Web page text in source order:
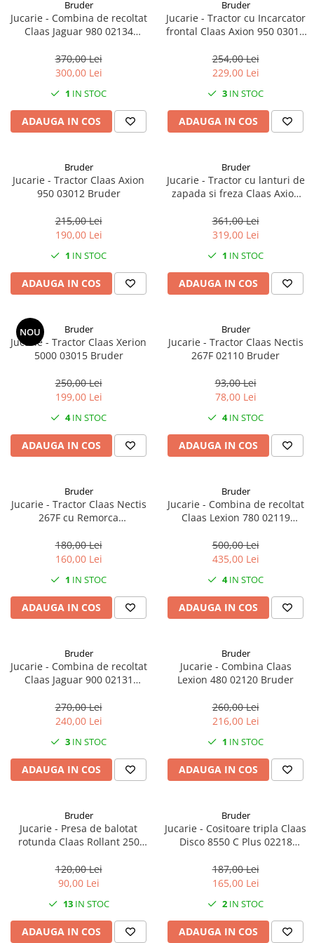
1.5.3. Garnituri
1.5.4. Piese de schimb pentru
motor si accesorii
1.5.6. Răcire
1.5.8. Esapamente
1.5.9. Chiulasa si supape
1.6. Electrice
1.6.1. Acumulatori
1.6.2. Alternatoare
1.6.3. Instalații de Iluminat
1.6.4. Demaroare
1.6.8. Echipamente & aparate de
masurare/testare
1.6.5. Întrerupătoare
1.6.6 Priza & Stechere
1.6.7. Diverse
1.7. Sisteme de franare
1.7.1 Cablu frana
1.7.3. Simeringuri sistem franare
1.7.4. Piese si accesorii frana
1.7.5. O-ring frana
1.8. Transmisie
1.8.2. Cutii viteze
1.8.4. Transmisie punte spate
1.8.5. Transmisie punte fața 2 WD
(2x4)
2.4.3. Prese de Balotat
2.4.4. Combine
2.4.5. Diverse
2.5. Zootehnie
2.5.1. Adapatori
2.5.3 Accesorii animale
2.5.4. Accesorii insilozare si
malaxoare furaje
Kuhn
2.6. Incarcatoare frontale
2.6.1. Echipamente atasabile
2.6.2. Piese de schimb si accesorii
2.7. Roti, anvelope & jante
2.7.2. Camere
Încălțăminte
de transport
3.9.1. Roti din cauciuc
Bruder
Jucarie - Combina de recoltat
Claas Jaguar 980 02134
370,00 Lei
300,00 Lei
1 IN STOC
ADAUGA IN COS
Bruder
Jucarie - Tractor cu Incarcator
frontal Claas Axion 950 03013
254,00 Lei
229,00 Lei
3 IN STOC
ADAUGA IN COS
Bruder
Jucarie - Tractor Claas Axion
950 03012 Bruder
215,00 Lei
190,00 Lei
1 IN STOC
ADAUGA IN COS
Bruder
Jucarie - Tractor cu lanturi de
zapada si freza Claas Axion
361,00 Lei
319,00 Lei
1 IN STOC
ADAUGA IN COS
NOU Bruder
Jucarie - Tractor Claas Xerion
5000 03015 Bruder
250,00 Lei
199,00 Lei
4IN STOC
ADAUGA IN COS
Bruder
Jucarie - Tractor Claas Nectis
267F 02110 Bruder
93,00 Lei
78,00 Lei
4IN STOC
ADAUGA IN COS
Bruder
Jucarie - Tractor Claas Nectis
267F cu Remorca
frontal 02112 Bruder
180,00 Lei
160,00 Lei
1 IN STOC
ADAUGA IN COS
Bruder
Jucarie - Combina de recoltat
Claas Lexion 780 02119
500,00 Lei
435,00 Lei
4IN STOC
ADAUGA IN COS
Bruder
Jucarie - Combina de recoltat
Claas Jaguar 900 02131
270,00 Lei
240,00 Lei
3 IN STOC
ADAUGA IN COS
Bruder
Jucarie - Combina Claas
Lexion 480 02120 Bruder
260,00 Lei
216,00 Lei
1 IN STOC
ADAUGA IN COS
Bruder
Jucarie - Presa de balotat
rotunda Claas Rollant 250
120,00 Lei
90,00 Lei
13IN STOC
ADAUGA IN COS
Bruder
Jucarie - Cositoare tripla Claas
Disco 8550 C Plus 02218
187,00 Lei
165,00 Lei
2 IN STOC
ADAUGA IN COS